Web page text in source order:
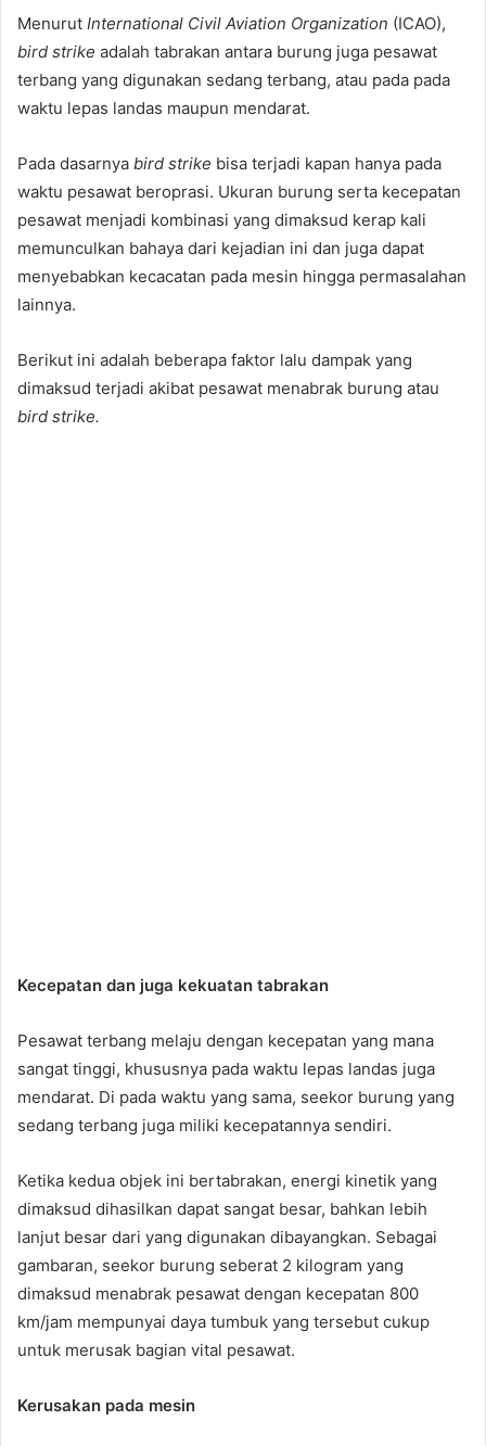
Menurut International Civil Aviation Organization (ICAO),
bird strike adalah tabrakan antara burung juga pesawat
terbang yang digunakan sedang terbang, atau pada pada
waktu lepas landas maupun mendarat.
Pada dasarnya bird strike bisa terjadi kapan hanya pada
waktu pesawat beroprasi. Ukuran burung serta kecepatan
pesawat menjadi kombinasi yang dimaksud kerap kali
memunculkan bahaya dari kejadian ini dan juga dapat
menyebabkan kecacatan pada mesin hingga permasalahan
lainnya.
Berikut ini adalah beberapa faktor lalu dampak yang
dimaksud terjadi akibat pesawat menabrak burung atau
bird strike.
Kecepatan dan juga kekuatan tabrakan
Pesawat terbang melaju dengan kecepatan yang mana
sangat tinggi, khususnya pada waktu lepas landas juga
mendarat. Di pada waktu yang sama, seekor burung yang
sedang terbang juga miliki kecepatannya sendiri.
Ketika kedua objek ini bertabrakan, energi kinetik yang
dimaksud dihasilkan dapat sangat besar, bahkan lebih
lanjut besar dari yang digunakan dibayangkan. Sebagai
gambaran, seekor burung seberat 2 kilogram yang
dimaksud menabrak pesawat dengan kecepatan 800
km/jam mempunyai daya tumbuk yang tersebut cukup
untuk merusak bagian vital pesawat.
Kerusakan pada mesin